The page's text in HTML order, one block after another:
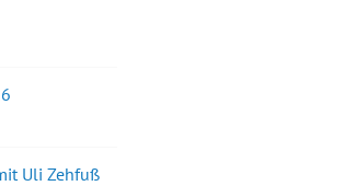
Uli Zehfuß